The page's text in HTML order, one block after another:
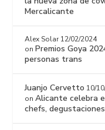
Mercalicante
Alex Solar 12/02/2024
on Premios Goya
personas trans
Juanjo Cervetto 10/
onAlicante celebra
chefs,